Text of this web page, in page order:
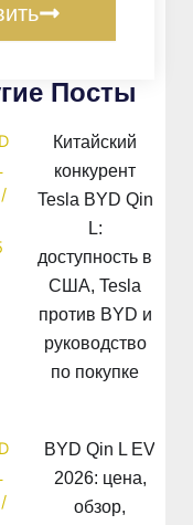
Посты
Китайский
конкурент
Tesla BYD Qin
L:
доступность в
США, Tesla
против BYD и
руководство
по покупке
BYD Qin L EV
2026: цена,
обзор,